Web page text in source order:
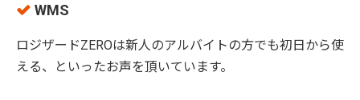
WMS
ロジザードZEROは新人のアルバイトの方でも初日から使
える、といったお声を頂いています。